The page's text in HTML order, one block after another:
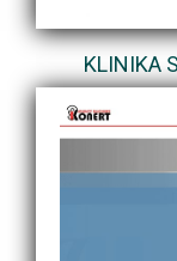
KLINIKA